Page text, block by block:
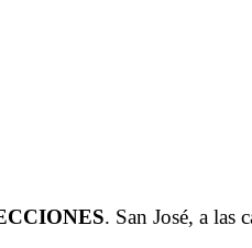
. San José, a las